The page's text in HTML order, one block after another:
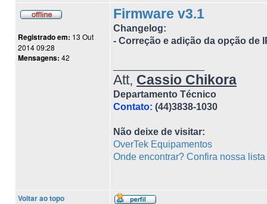
Registrado em: 13 Out
2014 09:28
Mensagens: 42
Firmware v3.1
Changelog:
- Correção e adição da opção de
Att, Cassio Chikora
Departamento Técnico
Contato: (44)3838-1030
Não deixe de visitar:
OverTek Equipamentos
Onde encontrar? Confira nossa
Voltar ao topo